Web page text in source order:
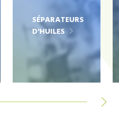
SÉPARATEURS
D'HUILES